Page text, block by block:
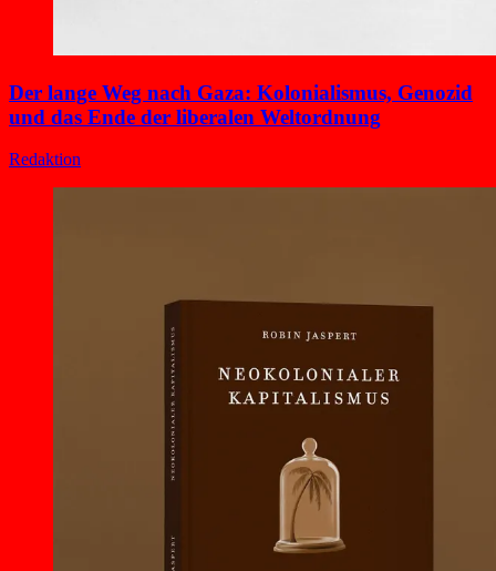
Der lange Weg nach Gaza: Kolonialismus, Genozid
und das Ende der liberalen Weltordnung
Redaktion